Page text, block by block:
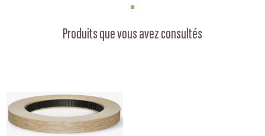
Produits que vous avez consultés